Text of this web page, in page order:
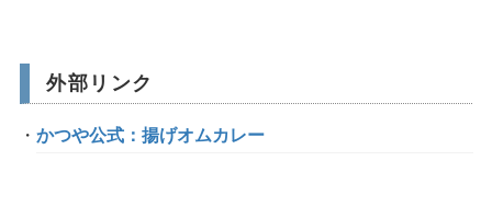
外部リンク
かつや公式：揚げオムカレー